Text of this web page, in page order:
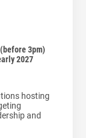
3pm)
2027
hosting
and